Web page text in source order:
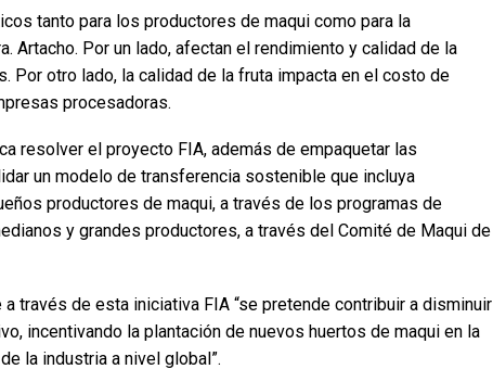
tanto para los productores de maqui como para la
Artacho. Por un lado, afectan el rendimiento y calidad de la
Por otro lado, la calidad de la fruta impacta en el costo de
procesadoras.
resolver el proyecto FIA, además de empaquetar las
un modelo de transferencia sostenible que incluya
productores de maqui, a través de los programas de
y grandes productores, a través del Comité de Maqui de
través de esta iniciativa FIA “se pretende contribuir a disminuir
incentivando la plantación de nuevos huertos de maqui en la
la industria a nivel global”.